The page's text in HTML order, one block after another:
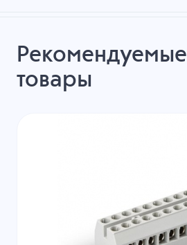
Рекомендуемые
товары